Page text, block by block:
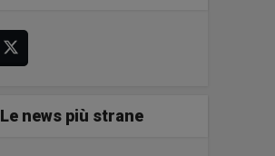
Le news più strane